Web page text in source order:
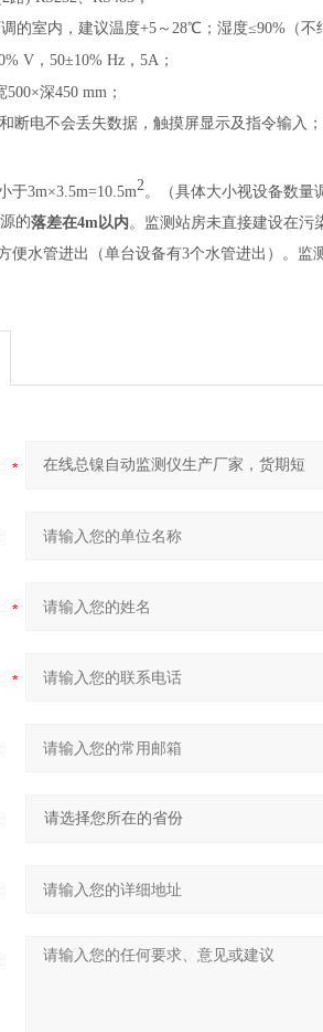
的室内，建议温度+5～28℃；湿度≤90%（不
V，50±10% Hz，5A ；
500×深450 mm ；
断电不会丢失数据 ， 触摸屏显示及指令输入 ；
于3m×3.5m=10.5m2。（具体大小视设备数量
的落差在4m 以内。监测站房未直接建设在污
便水管进出（单台设备有3个水管进出）。监